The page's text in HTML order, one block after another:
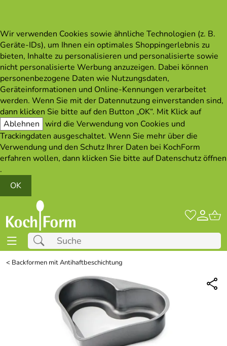
Wir verwenden Cookies sowie ähnliche Technologien (z. B.
Geräte-IDs), um Ihnen ein optimales Shoppingerlebnis zu
bieten, Inhalte zu personalisieren und personalisierte sowie
nicht personalisierte Werbung anzuzeigen. Dabei können
personenbezogene Daten wie Nutzungsdaten,
Geräteinformationen und Online-Kennungen verarbeitet
werden. Wenn Sie mit der Datennutzung einverstanden sind,
dann klicken Sie bitte auf den Button „OK“. Mit Klick auf
Ablehnen wird die Verwendung von Cookies und
Trackingdaten ausgeschaltet. Wenn Sie mehr über die
Verwendung und den Schutz Ihrer Daten bei KochForm
erfahren wollen, dann klicken Sie bitte aufDatenschutz öffnen
.
OK
< Backformen mit Antihaftbeschichtung